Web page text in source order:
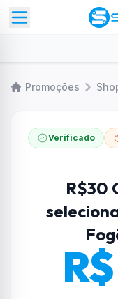
Promoções
Verificado
R$30